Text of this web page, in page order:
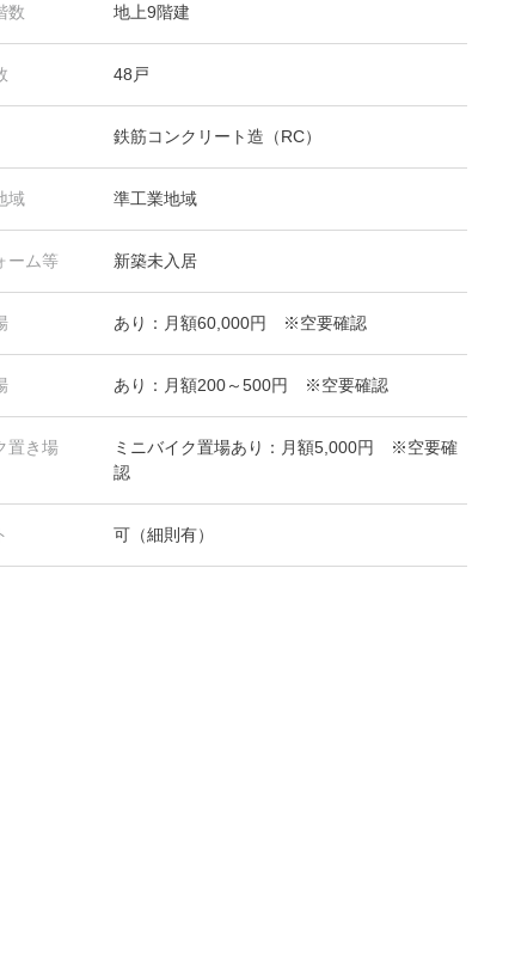
数 地上9階建
48戸
鉄筋コンクリート造（RC）
域 準工業地域
ーム等 新築未入居
あり：月額60,000円 ※空要確認
あり：月額200～500円 ※空要確認
置き場
ミニバイク置場あり：月額5,000円 ※空要確
認
可（細則有）